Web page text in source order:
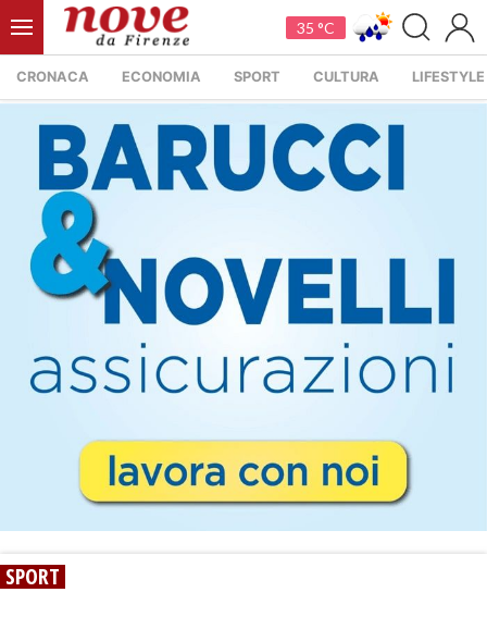
35 °C
CRONACA ECONOMIA SPORT CULTURA LIFESTYLE
SPORT